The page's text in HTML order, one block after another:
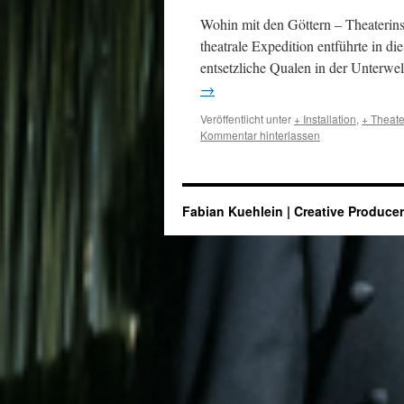
Wohin mit den Göttern –
theatrale Expedition entführte in
entsetzliche Qualen in der
→
Veröffentlicht unter + Installation, +
Kommentar hinterlassen
Fabian Kuehlein | Creative Producer